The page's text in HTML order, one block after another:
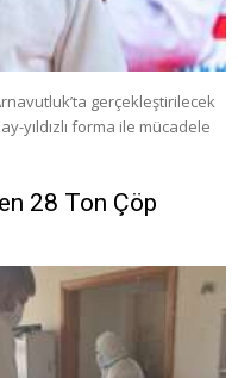
gerçekleştirilecek
yıldızlı forma ile mücadele
28 Ton Çöp